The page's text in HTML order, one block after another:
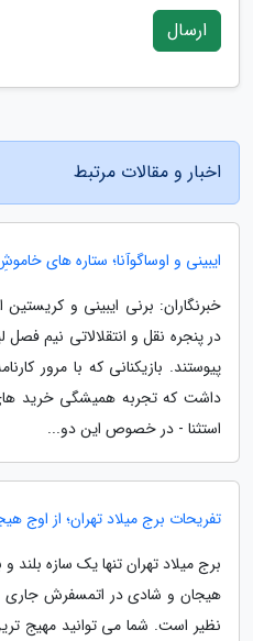
ارسال
اخبار و مقالات مرتبط
ایبینی و اوساگوآنا؛ ستاره های
خبرنگاران: برنی ایبینی و
در پنجره نقل و انتقلالاتی نیم
پیوستند. بازیکنانی که با مرور
داشت که تجربه همیشگی خرید
استثنا - در خصوص این دو...
تفریحات برج میلاد تهران؛ از اوج
برج میلاد تهران تنها یک سازه
هیجان و شادی در اتمسفرش
نظیر است. شما می توانید مهیج